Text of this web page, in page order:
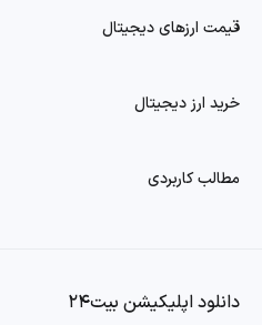
تحلیل الگوهای قیمتی
شناسایی روندها و پیش‌بینی
تحلیل فاندامنتال crv
تیم توسعه‌دهنده و سابقه آنها
قیمت ارزهای دیجیتال
خرید ارز دیجیتال
مطالب کاربردی
دانلود اپلیکیشن بیت۲۴